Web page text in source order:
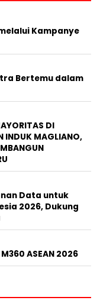
Kampanye
Bertemu dalam
DI
INDUK MAGLIANO,
Data untuk
2026, Dukung
ASEAN 2026